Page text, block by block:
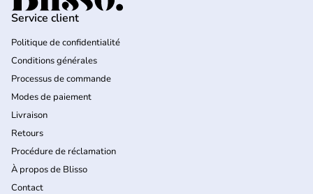
Service client
Politique de confidentialité
Conditions générales
Processus de commande
Modes de paiement
Livraison
Retours
Procédure de réclamation
À propos de Blisso
Contact